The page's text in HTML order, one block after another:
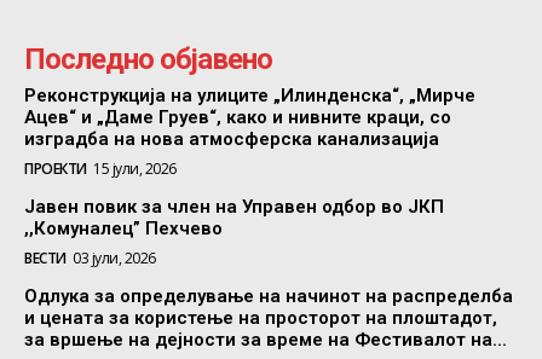
Последно објавено
Реконструкција на улиците „Илинденска“, „Мирче
Ацев“ и „Даме Груев“, како и нивните краци, со
изградба на нова атмосферска канализација
ПРОЕКТИ 15 јули, 2026
Јавен повик за член на Управен одбор во ЈКП
,,Комуналец” Пехчево
ВЕСТИ 03 јули, 2026
Одлука за определување на начинот на распределба
и цената за користење на просторот на плоштадот,
за вршење на дејности за време на Фестивалот на...